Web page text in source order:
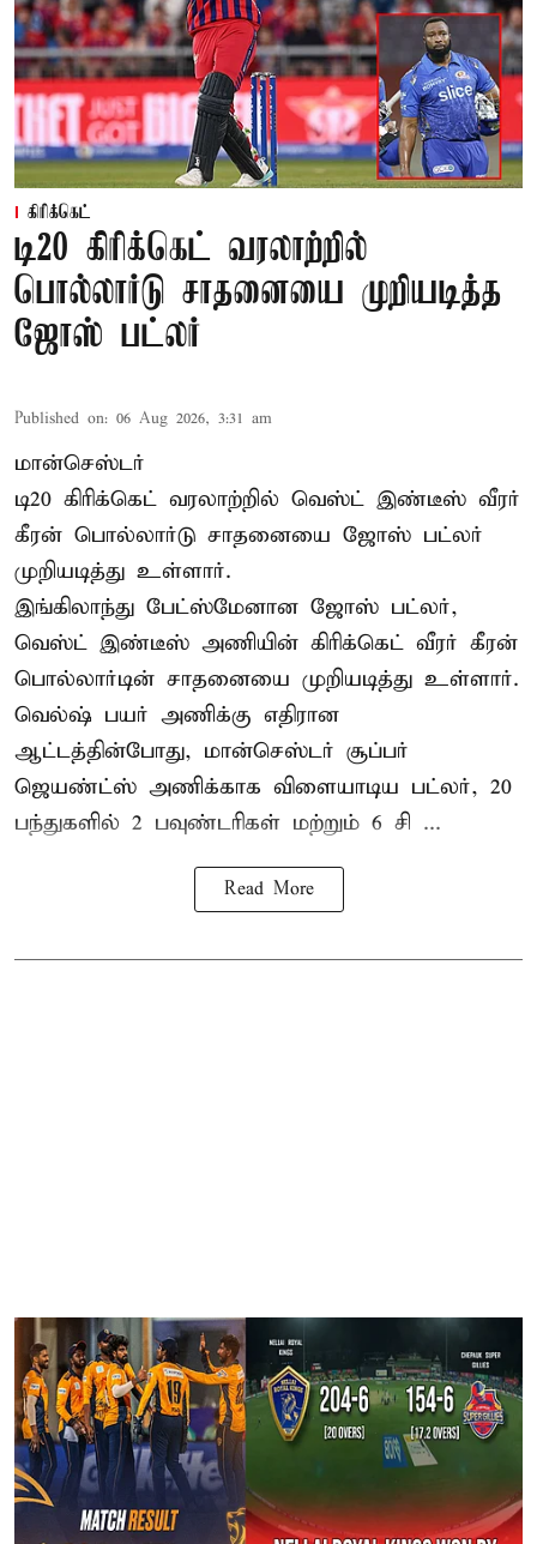
கிரிக்கெட்
டி20 கிரிக்கெட் வரலாற்றில்
பொல்லார்டு சாதனையை முறியடித்த
ஜோஸ் பட்லர்
Published on: 06 Aug 2026, 3:31 am
மான்செஸ்டர்
டி20 கிரிக்கெட் வரலாற்றில் வெஸ்ட் இண்டீஸ் வீரர்
கீரன் பொல்லார்டு சாதனையை ஜோஸ் பட்லர்
முறியடித்து உள்ளார்.
இங்கிலாந்து பேட்ஸ்மேனான ஜோஸ் பட்லர்,
வெஸ்ட் இண்டீஸ் அணியின் கிரிக்கெட் வீரர் கீரன்
பொல்லார்டின் சாதனையை முறியடித்து உள்ளார்.
வெல்ஷ் பயர் அணிக்கு எதிரான
ஆட்டத்தின்போது, மான்செஸ்டர் சூப்பர்
ஜெயண்ட்ஸ் அணிக்காக விளையாடிய பட்லர், 20
பந்துகளில் 2 பவுண்டரிகள் மற்றும் 6 சி ...
Read More